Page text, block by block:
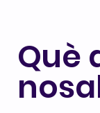
Què